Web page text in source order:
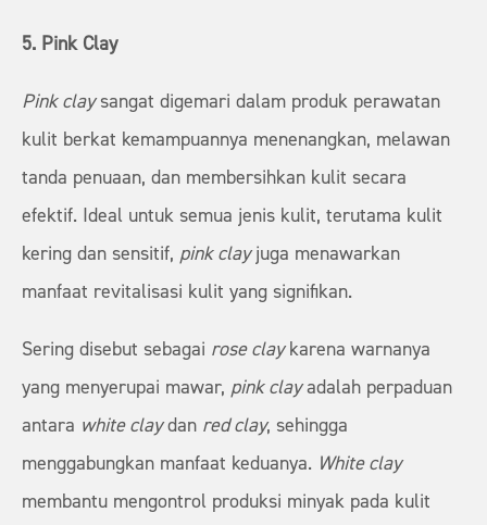
5. Pink Clay
Pink claysangat digemari dalam produk perawatan
kulit berkat kemampuannya menenangkan, melawan
tanda penuaan, dan membersihkan kulit secara
efektif. Ideal untuk semua jenis kulit, terutama kulit
kering dan sensitif, pink clayjuga menawarkan
manfaat revitalisasi kulit yang signifikan.
Sering disebut sebagai rose claykarena warnanya
yang menyerupai mawar, pink clayadalah perpaduan
antara white claydan red clay, sehingga
menggabungkan manfaat keduanya. White clay
membantu mengontrol produksi minyak pada kulit